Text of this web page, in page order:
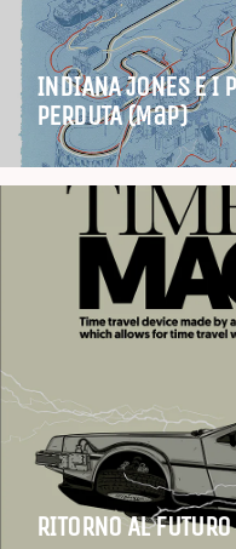
INDIANA JONES E I
PERDUTA (Map)
RITORNO AL